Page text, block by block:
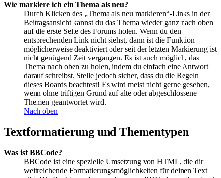
Wie markiere ich ein Thema als neu?
Durch Klicken des „Thema als neu markieren“-Links in der
Beitragsansicht kannst du das Thema wieder ganz nach oben
auf die erste Seite des Forums holen. Wenn du den
entsprechenden Link nicht siehst, dann ist die Funktion
möglicherweise deaktiviert oder seit der letzten Markierung ist
nicht genügend Zeit vergangen. Es ist auch möglich, das
Thema nach oben zu holen, indem du einfach eine Antwort
darauf schreibst. Stelle jedoch sicher, dass du die Regeln
dieses Boards beachtest! Es wird meist nicht gerne gesehen,
wenn ohne triftigen Grund auf alte oder abgeschlossene
Themen geantwortet wird.
Nach oben
Textformatierung und Thementypen
Was ist BBCode?
BBCode ist eine spezielle Umsetzung von HTML, die dir
weitreichende Formatierungsmöglichkeiten für deinen Text